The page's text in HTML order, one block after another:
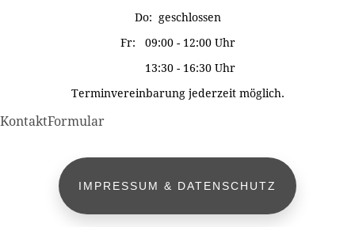
Do: geschlossen
Fr: 09:00 - 12:00 Uhr
13:30 - 16:30 Uhr
Terminvereinbarung jederzeit möglich.
KontaktFormular
IMPRESSUM & DATENSCHUTZ